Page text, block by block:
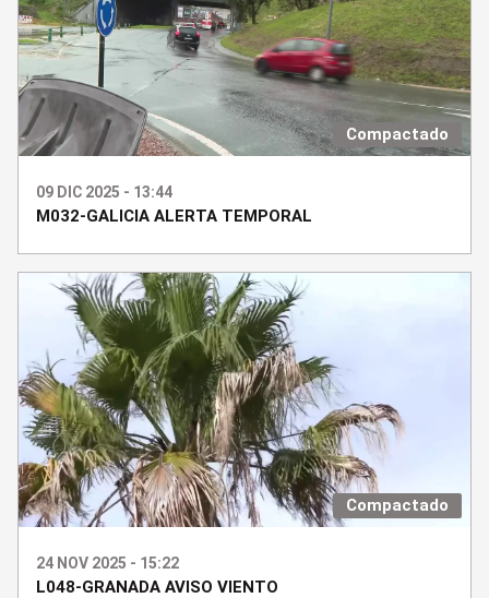
Compactado
09 DIC 2025 - 13:44
M032-GALICIA ALERTA TEMPORAL
Compactado
24 NOV 2025 - 15:22
L048-GRANADA AVISO VIENTO